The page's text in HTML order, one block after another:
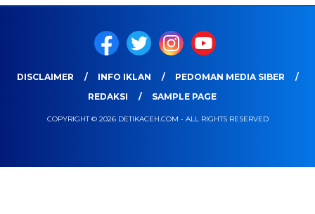
DISCLAIMER INFO IKLAN
PEDOMAN MEDIA SIBER
REDAKSI
SAMPLE PAGE
COPYRIGHT © 2026 DETIKACEH.COM - ALL RIGHTS RESERVED